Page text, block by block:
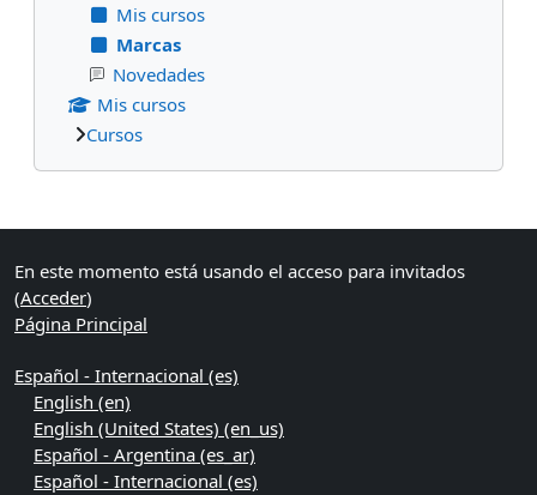
Mis cursos
Marcas
Novedades
Mis cursos
Cursos
Bloques suplementarios
En este momento está usando el acceso para invitados
(Acceder)
Página Principal
Español - Internacional ‎(es)‎
English ‎(en)‎
English (United States) ‎(en_us)‎
Español - Argentina ‎(es_ar)‎
Español - Internacional ‎(es)‎